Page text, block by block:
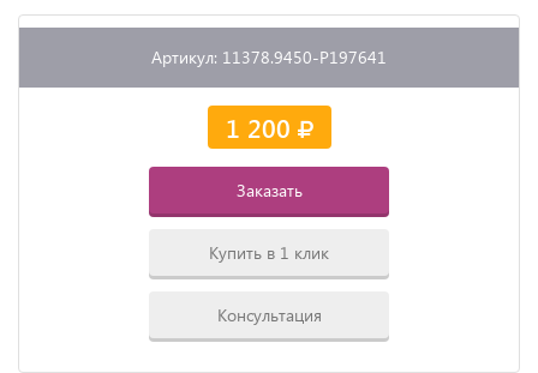
Артикул: 11378.9450-P197641
1 200
Заказать
Купить в 1 клик
Консультация